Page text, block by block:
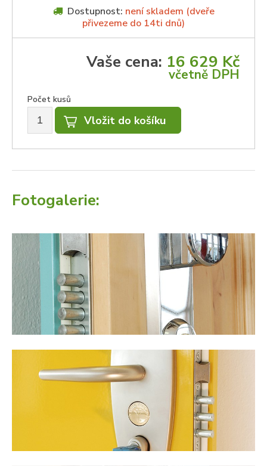
Dostupnost: není skladem (dveře
přivezeme do 14ti dnů)
Vaše cena: 16 629 Kč
včetně DPH
Počet kusů
Fotogalerie: